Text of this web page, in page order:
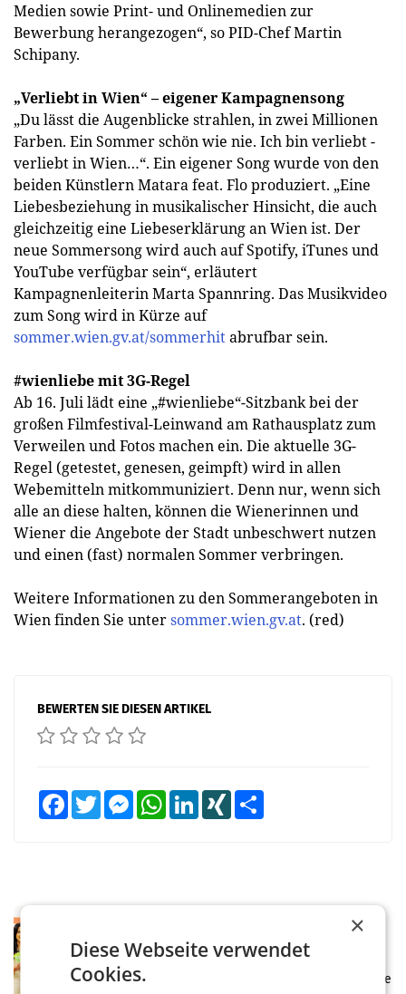
Medien sowie Print- und Onlinemedien zur
Bewerbung herangezogen“, so PID-Chef Martin
Schipany.
„Verliebt in Wien“ – eigener Kampagnensong
„Du lässt die Augenblicke strahlen, in zwei Millionen
Farben. Ein Sommer schön wie nie. Ich bin verliebt -
verliebt in Wien…“. Ein eigener Song wurde von den
beiden Künstlern Matara feat. Flo produziert. „Eine
Liebesbeziehung in musikalischer Hinsicht, die auch
gleichzeitig eine Liebeserklärung an Wien ist. Der
neue Sommersong wird auch auf Spotify, iTunes und
YouTube verfügbar sein“, erläutert
Kampagnenleiterin Marta Spannring. Das Musikvideo
zum Song wird in Kürze auf
sommer.wien.gv.at/sommerhitabrufbar sein.
#wienliebe mit 3G-Regel
Ab 16. Juli lädt eine „#wienliebe“-Sitzbank bei der
großen Filmfestival-Leinwand am Rathausplatz zum
Verweilen und Fotos machen ein. Die aktuelle 3G-
Regel (getestet, genesen, geimpft) wird in allen
Webemitteln mitkommuniziert. Denn nur, wenn sich
alle an diese halten, können die Wienerinnen und
Wiener die Angebote der Stadt unbeschwert nutzen
und einen (fast) normalen Sommer verbringen.
Weitere Informationen zu den Sommerangeboten in
Wien finden Sie untersommer.wien.gv.at. (red)
BEWERTEN SIE DIESEN ARTIKEL
FacebookTwitter MessengerWhatsAppLinkedInXING
Eine Bühne für Zirkularität: ARA und
Müller informieren am POS über
Kreislauffähigkeit
Über den gesamten August hinweg rücken die
×
Diese Webseite verwendet
Cookies.